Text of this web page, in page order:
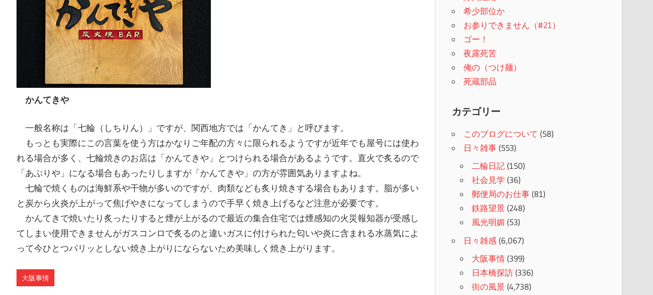
かんてきや
一般名称は「七輪（しちりん）」ですが、関西地方では「かんてき」と呼びます。
もっとも実際にこの言葉を使う方はかなりご年配の方々に限られるようですが近年でも屋号には使わ
れる場合が多く、七輪焼きのお店は「かんてきや」とつけられる場合があるようです。直火で炙るので
「あぶりや」になる場合もあったりしますが「かんてきや」の方が雰囲気ありますよね。
七輪で焼くものは海鮮系や干物が多いのですが、肉類なども炙り焼きする場合もあります。脂が多い
と炭から火炎が上がって焦げやきになってしまうので手早く焼き上げるなど注意が必要です。
かんてきで焼いたり炙ったりすると煙が上がるので最近の集合住宅では煙感知の火災報知器が受感し
てしまい使用できませんがガスコンロで炙るのと違いガスに付けられた匂いや炎に含まれる水蒸気によ
って今ひとつパリッとしない焼き上がりにならないため美味しく焼き上がります。
大阪事情
希少部位か
お参りできません（#21）
ゴー！
夜露死苦
俺の（つけ麺）
死蔵部品
カテゴリー
このブログについて (58)
日々雑事 (553)
二輪日記 (150)
社会見学 (36)
郵便局のお仕事 (81)
鉄路望景 (248)
風光明媚 (53)
日々雑感 (6,067)
大阪事情 (399)
日本橋探訪 (336)
街の風景 (4,738)